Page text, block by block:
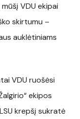
VDU ekipai
skirtumu –
auklėtiniams
VDU ruošėsi
ekipos
krepšį sukratė